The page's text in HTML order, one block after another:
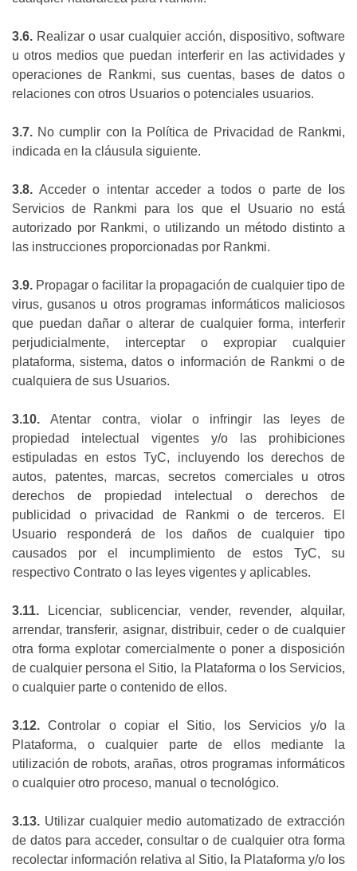
3.6. Realizar o usar cualquier acción, dispositivo, software
u otros medios que puedan interferir en las actividades y
operaciones de Rankmi, sus cuentas, bases de datos o
relaciones con otros Usuarios o potenciales usuarios.
3.7. No cumplir con la Política de Privacidad de Rankmi,
indicada en la cláusula siguiente.
3.8.Acceder o intentar acceder a todos o parte de los
Servicios de Rankmi para los que el Usuario no está
autorizado por Rankmi, o utilizando un método distinto a
las instrucciones proporcionadas por Rankmi.
3.9. Propagar o facilitar la propagación de cualquier tipo de
virus, gusanos u otros programas informáticos maliciosos
que puedan dañar o alterar de cualquier forma, interferir
perjudicialmente, interceptar o expropiar cualquier
plataforma, sistema, datos o información de Rankmi o de
cualquiera de sus Usuarios.
3.10.Atentar contra, violar o infringir las leyes de
propiedad intelectual vigentes y/o las prohibiciones
estipuladas en estos TyC, incluyendo los derechos de
autos, patentes, marcas, secretos comerciales u otros
derechos de propiedad intelectual o derechos de
publicidad o privacidad de Rankmi o de terceros. El
Usuario responderá de los daños de cualquier tipo
causados por el incumplimiento de estos TyC, su
respectivo Contrato o las leyes vigentes y aplicables.
3.11.
Licenciar, sublicenciar, vender, revender, alquilar,
arrendar, transferir, asignar, distribuir, ceder o de cualquier
otra forma explotar comercialmente o poner a disposición
de cualquier persona el Sitio, la Plataforma o los Servicios,
o cualquier parte o contenido de ellos.
3.12.Controlar o copiar el Sitio, los Servicios y/o la
Plataforma, o cualquier parte de ellos mediante la
utilización de robots, arañas, otros programas informáticos
o cualquier otro proceso, manual o tecnológico.
3.13. Utilizar cualquier medio automatizado de extracción
de datos para acceder, consultar o de cualquier otra forma
recolectar información relativa al Sitio, la Plataforma y/o los